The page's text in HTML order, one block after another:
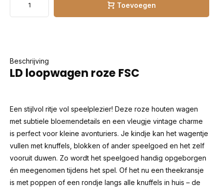
Toevoegen
Beschrijving
LD loopwagen roze FSC
Een stijlvol ritje vol speelplezier! Deze roze houten wagen
met subtiele bloemendetails en een vleugje vintage charme
is perfect voor kleine avonturiers. Je kindje kan het wagentje
vullen met knuffels, blokken of ander speelgoed en het zelf
vooruit duwen. Zo wordt het speelgoed handig opgeborgen
én meegenomen tijdens het spel. Of het nu een theekransje
is met poppen of een rondje langs alle knuffels in huis – de